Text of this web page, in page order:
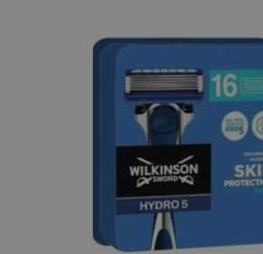
einde
afbeeldingen-
begin
afbeeldingen-